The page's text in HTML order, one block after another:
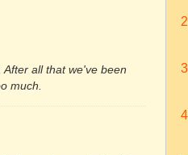
all that we've been
much.